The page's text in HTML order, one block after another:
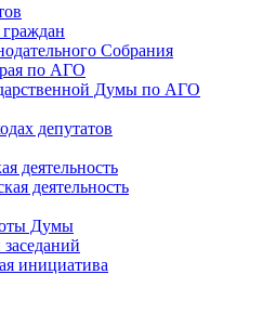
Собрания
по АГО
Думы по АГО
депутатов
деятельность
деятельность
Думы
инициатива